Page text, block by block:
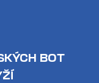
BOT